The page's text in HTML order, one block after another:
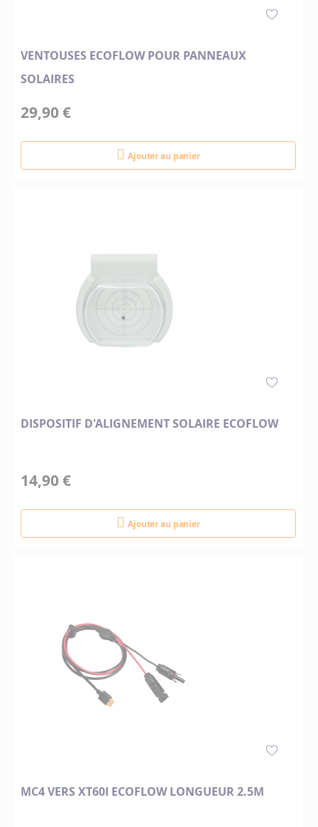
VENTOUSES ECOFLOW POUR PANNEAUX
SOLAIRES
29,90 €
Ajouter au panier
DISPOSITIF D'ALIGNEMENT SOLAIRE ECOFLOW
14,90 €
Ajouter au panier
MC4 VERS XT60I ECOFLOW LONGUEUR 2.5M